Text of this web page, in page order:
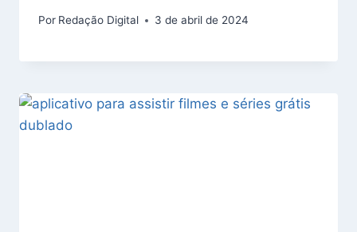
Por Redação Digital 3 de abril de 2024